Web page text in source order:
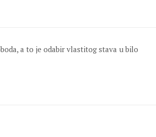
a to je odabir vlastitog stava u bilo